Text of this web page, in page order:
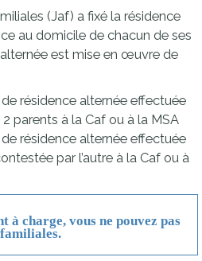
(Jaf) a fixé la résidence
au domicile de chacun de ses
est mise en œuvre de
résidence alternée effectuée
parents à la Caf ou à la MSA
résidence alternée effectuée
par l’autre à la Caf ou à
à charge, vous ne pouvezpas